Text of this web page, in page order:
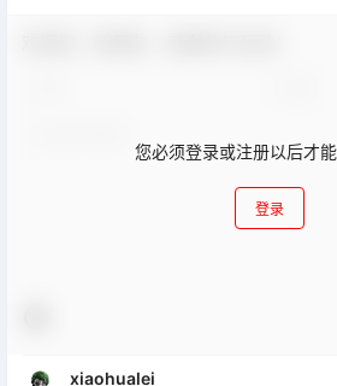
您必须登录或注册以后才
登录
xiaohualei